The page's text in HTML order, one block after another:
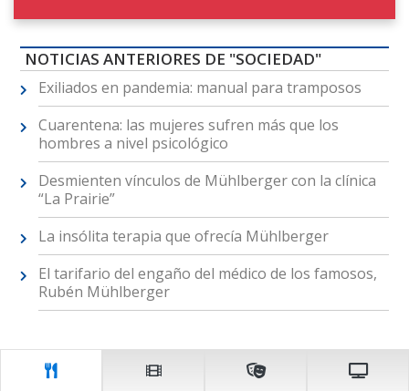
NOTICIAS ANTERIORES DE "SOCIEDAD"
Exiliados en pandemia: manual para tramposos
Cuarentena: las mujeres sufren más que los
hombres a nivel psicológico
Desmienten vínculos de Mühlberger con la clínica
“La Prairie”
La insólita terapia que ofrecía Mühlberger
El tarifario del engaño del médico de los famosos,
Rubén Mühlberger